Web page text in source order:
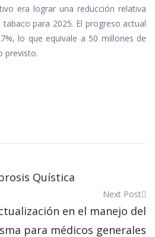
era lograr una reducción relativa
para 2025. El progreso actual
lo que equivale a 50 millones de
previsto.
Quística
Next Post
en el manejo del
para médicos generales